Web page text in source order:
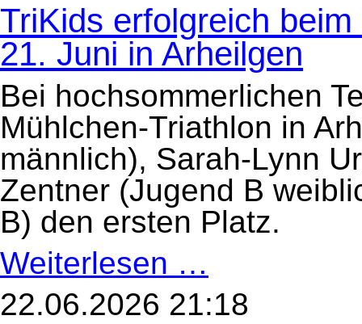
Mannschaft
beim
Heinerman!
TriKids erfolgreich
21. Juni in Arheilgen
Bei hochsommerlichen
Mühlchen-Triathlon in
männlich), Sarah-Lynn
Zentner (Jugend B
B) den ersten Platz.
Weiterlesen … beim
34.
Mühlchen-
Triathlon
22.06.2026 21:18